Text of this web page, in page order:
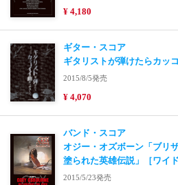
¥ 4,180
ギター・スコア
ギタリストが弾けたらカッ
2015/8/5発売
¥ 4,070
バンド・スコア
オジー・オズボーン「ブリ
塗られた英雄伝説」［ワイド
2015/5/23発売